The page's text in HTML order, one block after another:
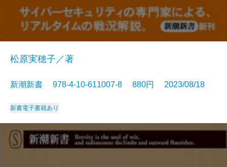
松原実穂子／著
新潮新書 978-4-10-611007-8 880円 2023/08/18
新書電子書籍あり